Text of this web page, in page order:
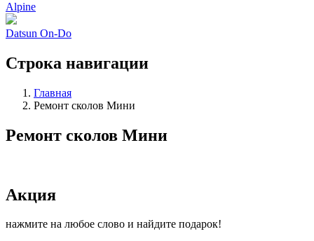
Alpine
Datsun On-Do
Строка навигации
Главная
Ремонт сколов Мини
Ремонт сколов Мини
Акция
нажмите на любое слово и найдите подарок!